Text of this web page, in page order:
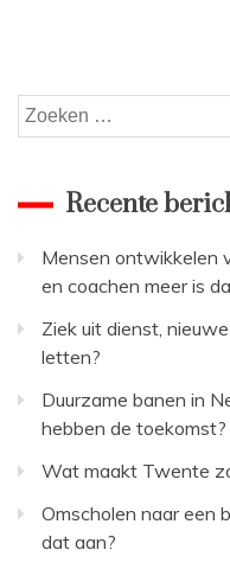
Zoeken
naar:
Recente
Mensen ontwikkelen
en coachen meer is
Ziek uit dienst,
letten?
Duurzame banen in
hebben de toekomst?
Wat maakt Twente
Omscholen naar een
dat aan?